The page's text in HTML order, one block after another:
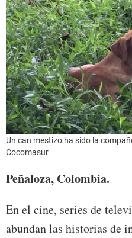
Un can mestizo ha sido la
Cocomasur
Peñaloza, Colombia.
En el cine, series de
abundan las historias de